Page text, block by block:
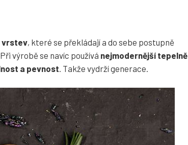
vrstev, které se překládají a do sebe postupně
Při výrobě se navíc používá nejmodernější tepelně
a pevnost . Takže vydrží generace.